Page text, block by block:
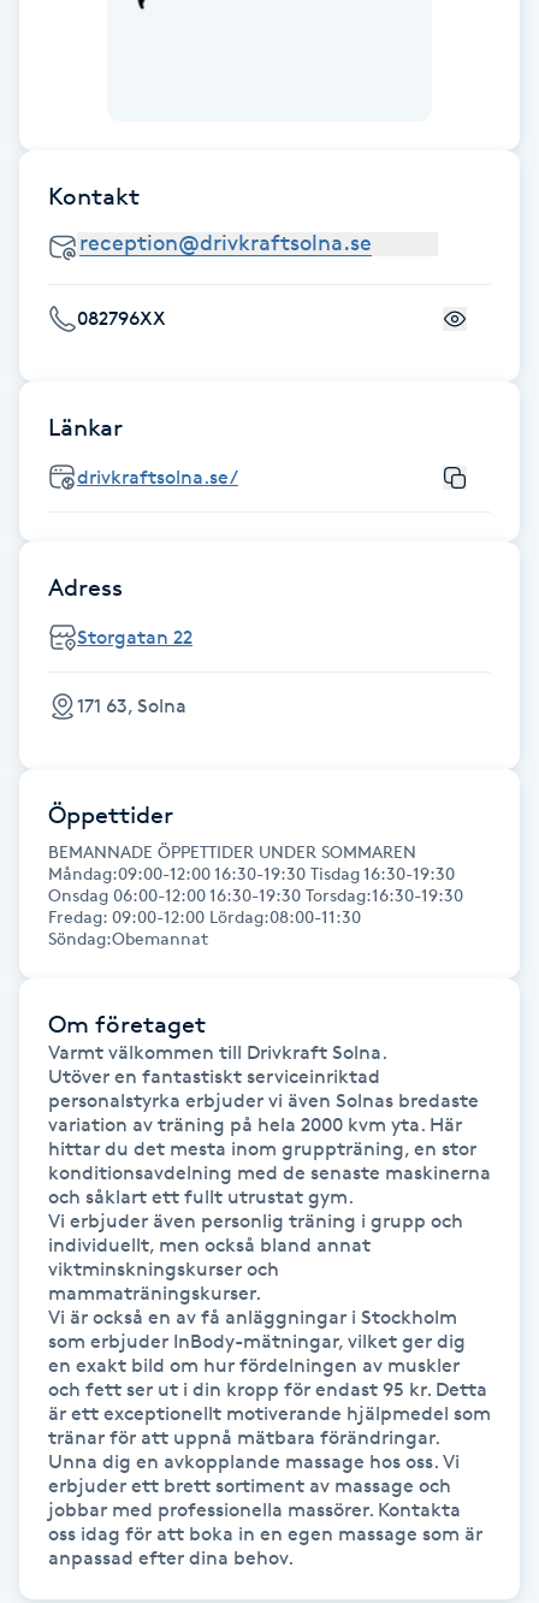
Faceliftmassage
Fettreducering
Fillers
Fotmassage
Fotvård
Fransar
Fransborttagning
Fransfärgning
Fransförlängning
Fransförlängning Megavolym
Fransförlängning Volym
Fransk manikyr
Fransrengöring
Frekvensterapi
Friskvård
Friskvårdsmassage
Frisör
Funktionsanalys
Färgning
Kontakt
082796XX
Länkar
drivkraftsolna.se/
Adress
Storgatan 22
171 63, Solna
Öppettider
BEMANNADE ÖPPETTIDER UNDER SOMMAREN
Måndag:09:00-12:00 16:30-19:30 Tisdag 16:30-19:30
Onsdag 06:00-12:00 16:30-19:30 Torsdag:16:30-19:30
Fredag: 09:00-12:00 Lördag:08:00-11:30
Söndag:Obemannat
Om företaget
Varmt välkommen till Drivkraft Solna.
Utöver en fantastiskt serviceinriktad
personalstyrka erbjuder vi även Solnas bredaste
variation av träning på hela 2000 kvm yta. Här
hittar du det mesta inom gruppträning, en stor
konditionsavdelning med de senaste maskinerna
och såklart ett fullt utrustat gym.
Vi erbjuder även personlig träning i grupp och
individuellt, men också bland annat
viktminskningskurser och
mammaträningskurser.
Vi är också en av få anläggningar i Stockholm
som erbjuder InBody-mätningar, vilket ger dig
en exakt bild om hur fördelningen av muskler
och fett ser ut i din kropp för endast 95 kr. Detta
är ett exceptionellt motiverande hjälpmedel som
tränar för att uppnå mätbara förändringar.
Unna dig en avkopplande massage hos oss. Vi
erbjuder ett brett sortiment av massage och
jobbar med professionella massörer. Kontakta
oss idag för att boka in en egen massage som är
anpassad efter dina behov.